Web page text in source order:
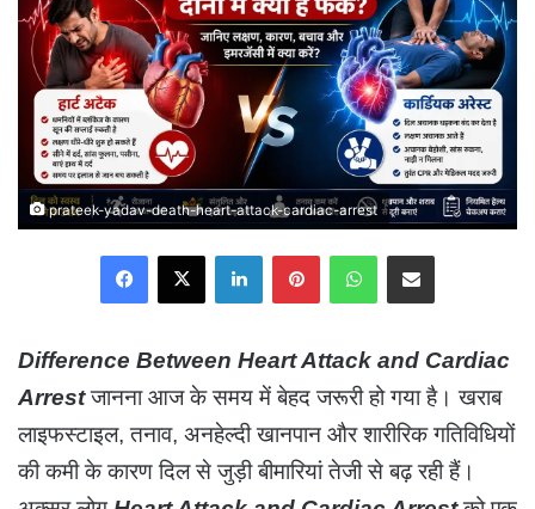
prateek-yadav-death-heart-attack-cardiac-arrest
Difference Between Heart Attack and Cardiac
Arrest जानना आज के समय में बेहद जरूरी हो गया है। खराब
लाइफस्टाइल, तनाव, अनहेल्दी खानपान और शारीरिक गतिविधियों
की कमी के कारण दिल से जुड़ी बीमारियां तेजी से बढ़ रही हैं।